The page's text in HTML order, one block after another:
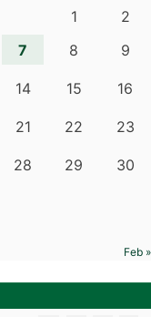
1
2
7 8 9
14 15 16
21 22 23
28 29 30
Feb »